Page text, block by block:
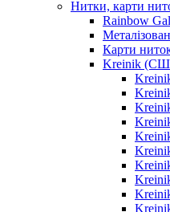
Нитки, карти
Rainbow
Карти
Kreinik